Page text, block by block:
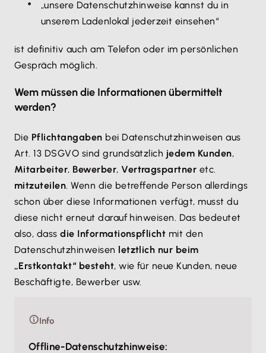
„unsere Datenschutzhinweise kannst du in
unserem Ladenlokal jederzeit einsehen“
ist definitiv auch am Telefon oder im persönlichen
Gespräch möglich.
Wem müssen die Informationen übermittelt
werden?
Die Pflichtangaben bei Datenschutzhinweisen aus
Art. 13 DSGVO sind grundsätzlich jedem Kunden,
Mitarbeiter, Bewerber, Vertragspartner etc.
mitzuteilen. Wenn die betreffende Person allerdings
schon über diese Informationen verfügt, musst du
diese nicht erneut darauf hinweisen. Das bedeutet
also, dassdie Informationspflicht mit den
Datenschutzhinweisen letztlich nur beim
„Erstkontakt“ besteht, wie für neue Kunden, neue
Beschäftigte, Bewerber usw.
Info
Offline-Datenschutzhinweise: